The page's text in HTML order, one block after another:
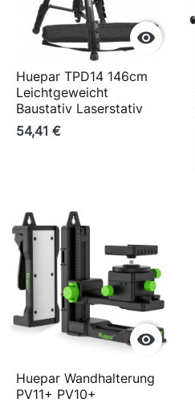

Huepar TPD14 146cm
Leichtgeweicht
Baustativ Laserstativ
54,41 €

Huepar Wandhalterung
PV11+ PV10+